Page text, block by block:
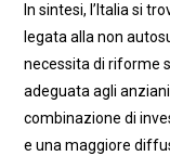
In sintesi, l’Italia si
legata alla non
necessita di riforme
adeguata agli
combinazione di
e una maggiore